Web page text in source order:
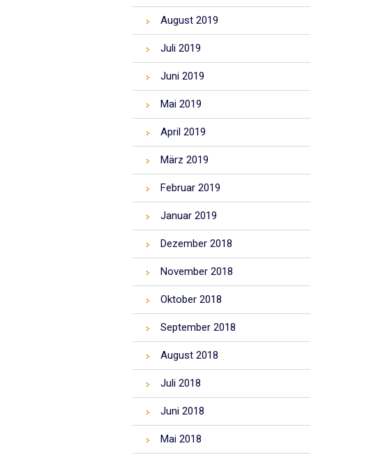
August 2019
Juli 2019
Juni 2019
Mai 2019
April 2019
März 2019
Februar 2019
Januar 2019
Dezember 2018
November 2018
Oktober 2018
September 2018
August 2018
Juli 2018
Juni 2018
Mai 2018